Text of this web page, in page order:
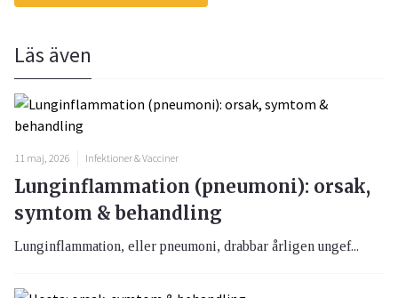
Läs även
11 maj, 2026 Infektioner & Vacciner
Lunginflammation (pneumoni): orsak,
symtom & behandling
Lunginflammation, eller pneumoni, drabbar årligen ungef...